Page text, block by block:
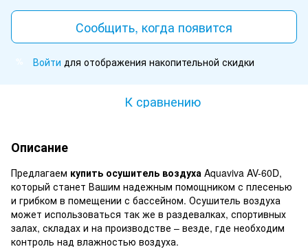
Сообщить, когда появится
Войти для отображения накопительной скидки
К сравнению
Описание
Предлагаем купить осушитель воздуха Aquaviva AV-60D,
который станет Вашим надежным помощником с плесенью
и грибком в помещении с бассейном. Осушитель воздуха
может использоваться так же в раздевалках, спортивных
залах, складах и на производстве – везде, где необходим
контроль над влажностью воздуха.